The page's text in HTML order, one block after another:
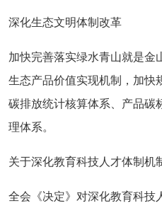
深化生态文明体制改革
加快完善落实绿水青山就是金
生态产品价值实现机制，加快
碳排放统计核算体系、产品碳
理体系。
关于深化教育科技人才体制
全会《决定》对深化教育科技